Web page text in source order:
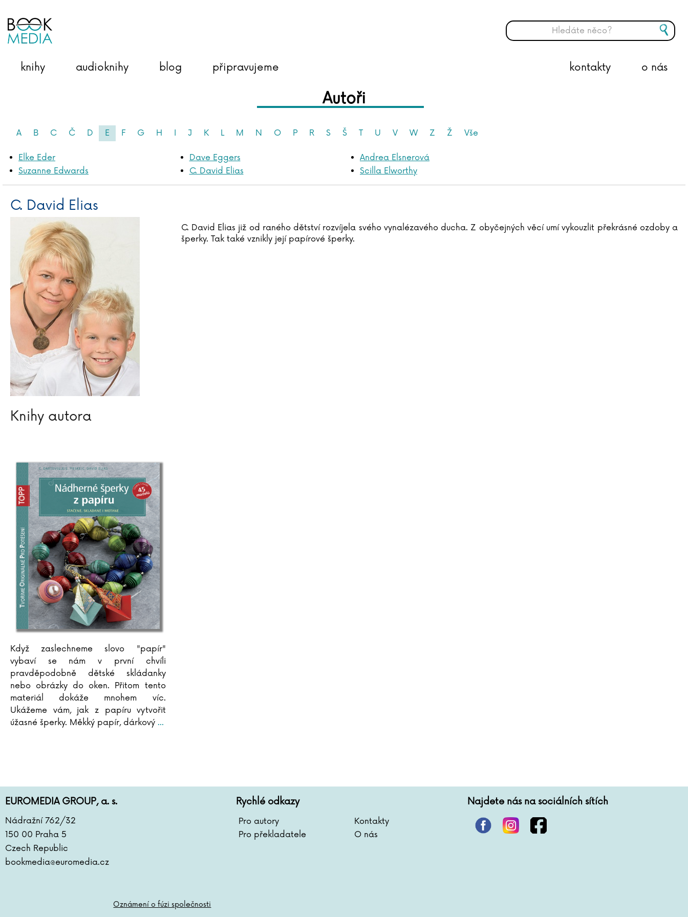
knihy audioknihy blog připravujeme o nás
kontakty
Autoři
A B C Č D E F G H I J K L M N O P R S Š T U V W Z Ž Vše
Elke Eder
Suzanne Edwards
Dave Eggers
C. David Elias
Andrea Elsnerová
Scilla Elworthy
C. David Elias
C. David Elias již od raného dětství rozvíjela svého vynalézavého ducha. Z obyčejných věcí umí vykouzlit překrásné ozdoby a
šperky. Tak také vznikly její papírové šperky.
Knihy autora
Když zaslechneme slovo "papír"
vybaví se nám v první chvíli
pravděpodobně dětské skládanky
nebo obrázky do oken. Přitom tento
materiál dokáže mnohem víc.
Ukážeme vám, jak z papíru vytvořit
úžasné šperky. Měkký papír, dárkový ...
EUROMEDIA GROUP, a. s.
Nádražní 762/32
150 00 Praha 5
Czech Republic
bookmedia@euromedia.cz
Oznámení o fúzi společnosti
Rychlé odkazy
Pro autory
Kontakty
Pro překladatele
O nás
Najdete nás na sociálních sítích